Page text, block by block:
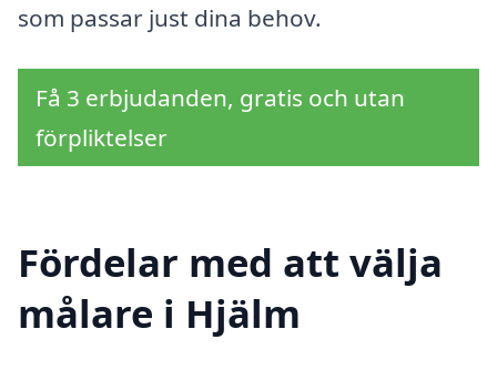
som passar just dina behov.
Få 3 erbjudanden, gratis och utan
förpliktelser
Fördelar med att välja
målare i Hjälm